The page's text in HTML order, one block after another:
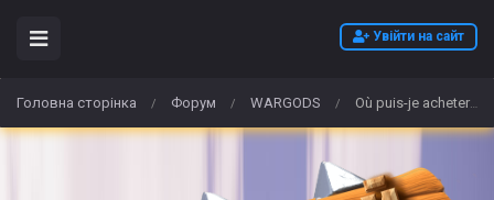
Увійти на сайт
Головна сторінка / Форум / WARGODS / Où puis-je acheter 3MMC en ligne sans ordonnance en France